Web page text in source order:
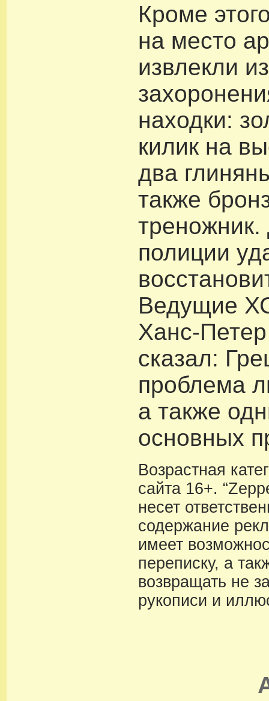
Кроме
на место
извлекли из
находки:
килик на
два
также
полиции
Ведущие
Ханс-
сказал:
проблема
а также
основных
Возрастная
сайта 16+.
несет
содержание
имеет
переписку, а
возвращать не
рукописи и